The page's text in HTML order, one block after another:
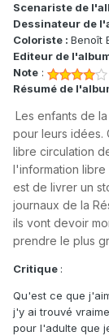
Scenariste de
Dessinateur de
Coloriste : Benoît
Editeur de
Note :
Résumé de
Les enfants de
pour leurs idées.
libre circulation
l'information libre
est de livrer un
journaux de la
ils vont devoir
prendre le plus
Critique :
Qu'est ce que
j'y ai trouvé
pour l'adulte que